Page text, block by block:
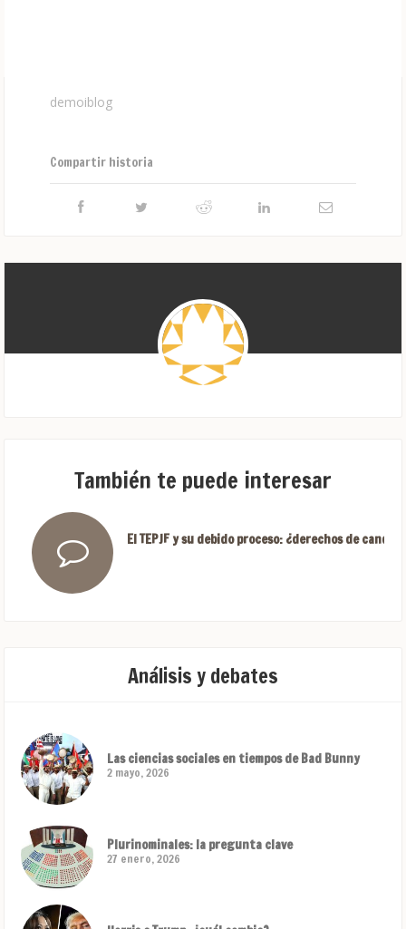
demoiblog
Compartir historia
También te puede interesar
El TEPJF y su debido proceso: ¿derechos de
Análisis y debates
Las ciencias sociales en tiempos de Bad Bunny
2 mayo, 2026
Plurinominales: la pregunta clave
27 enero, 2026